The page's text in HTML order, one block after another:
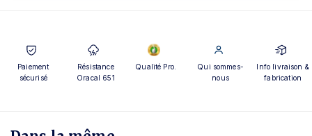
Paiement
sécurisé
Résistance
Oracal 651
Qualité Pro.
Qui sommes-
nous
Info livraison &
fabrication